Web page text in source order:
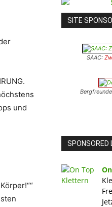
und
SITE
SAAC:
SPONSORED